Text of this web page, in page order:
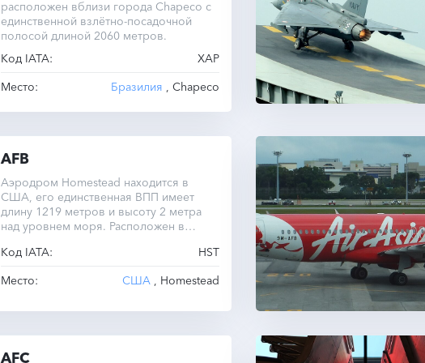
расположен вблизи города Chapeco с
единственной взлётно-посадочной
полосой длиной 2060 метров.
Код IATA:
XAP
Место:
Бразилия , Chapeco
AFB
Аэродром Homestead находится в
США, его единственная ВПП имеет
длину 1219 метров и высоту 2 метра
над уровнем моря. Расположен в
Код IATA:
HST
Место:
США , Homestead
AFC